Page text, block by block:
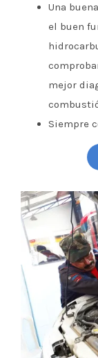
Una
el buen
mejor
Siempre